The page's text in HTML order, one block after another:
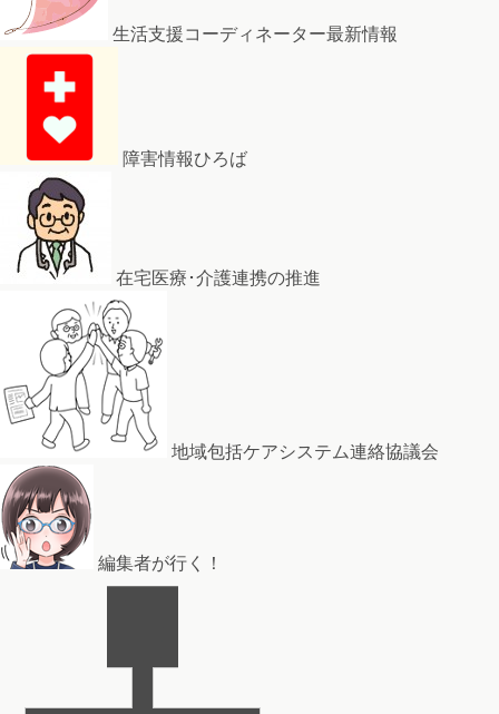
生活支援コーディネーター最新情報
障害情報ひろば
在宅医療･介護連携の推進
地域包括ケアシステム連絡協議会
編集者が行く！